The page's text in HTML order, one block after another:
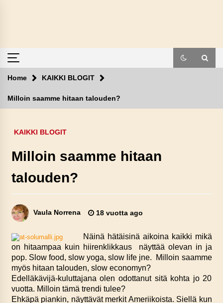
Home KAIKKI BLOGIT
Milloin saamme hitaan talouden?
KAIKKI BLOGIT
Milloin saamme hitaan
talouden?
Vaula Norrena 18 vuotta ago
Näinä hätäisinä aikoina kaikki mikä
on hitaampaa kuin hiirenklikkaus näyttää olevan in ja
pop. Slow food, slow yoga, slow life jne. Milloin saamme
myös hitaan talouden, slow economyn?
Edelläkävijä-kuluttajana olen odottanut sitä kohta jo 20
vuotta. Milloin tämä trendi tulee?
Ehkäpä piankin, näyttävät merkit Ameriikoista. Siellä kun